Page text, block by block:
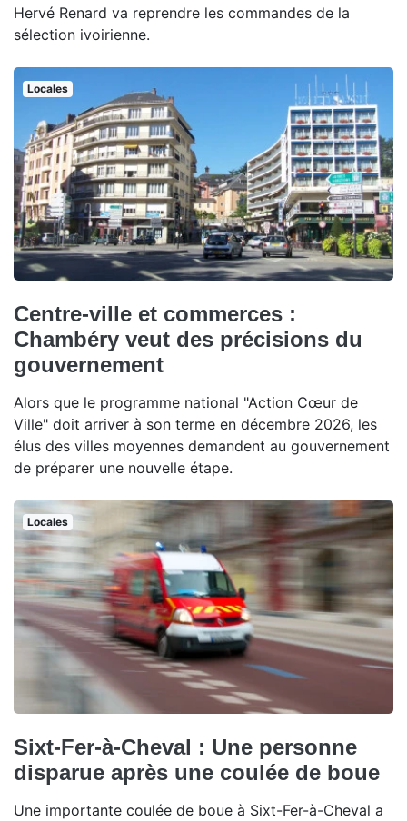
Hervé Renard va reprendre les commandes de la
sélection ivoirienne.
Locales
Centre-ville et commerces :
Chambéry veut des précisions du
gouvernement
Alors que le programme national "Action Cœur de
Ville" doit arriver à son terme en décembre 2026, les
élus des villes moyennes demandent au gouvernement
de préparer une nouvelle étape.
Locales
Sixt-Fer-à-Cheval : Une personne
disparue après une coulée de boue
Une importante coulée de boue à Sixt-Fer-à-Cheval a